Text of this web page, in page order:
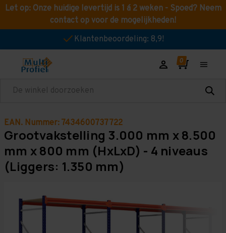
Let op: Onze huidige levertijd is 1 á 2 weken - Spoed? Neem
contact op voor de mogelijkheden!
Klantenbeoordeling: 8,9!
Zoeken
EAN. Nummer: 7434600737722
Grootvakstelling 3.000 mm x 8.500
mm x 800 mm (HxLxD) - 4 niveaus
(Liggers: 1.350 mm)